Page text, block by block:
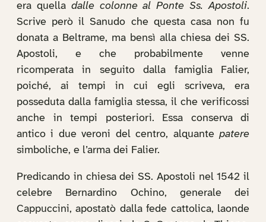
era quella dalle colonne al Ponte Ss. Apostoli.
Scrive però il Sanudo che questa casa non fu
donata a Beltrame, ma bensì alla chiesa dei SS.
Apostoli, e che probabilmente venne
ricomperata in seguito dalla famiglia Falier,
poiché, ai tempi in cui egli scriveva, era
posseduta dalla famiglia stessa, il che verificossi
anche in tempi posteriori. Essa conserva di
antico i due veroni del centro, alquante patere
simboliche, e l’arma dei Falier.
Predicando in chiesa dei SS. Apostoli nel 1542 il
celebre Bernardino Ochino, generale dei
Cappuccini, apostatò dalla fede cattolica, laonde